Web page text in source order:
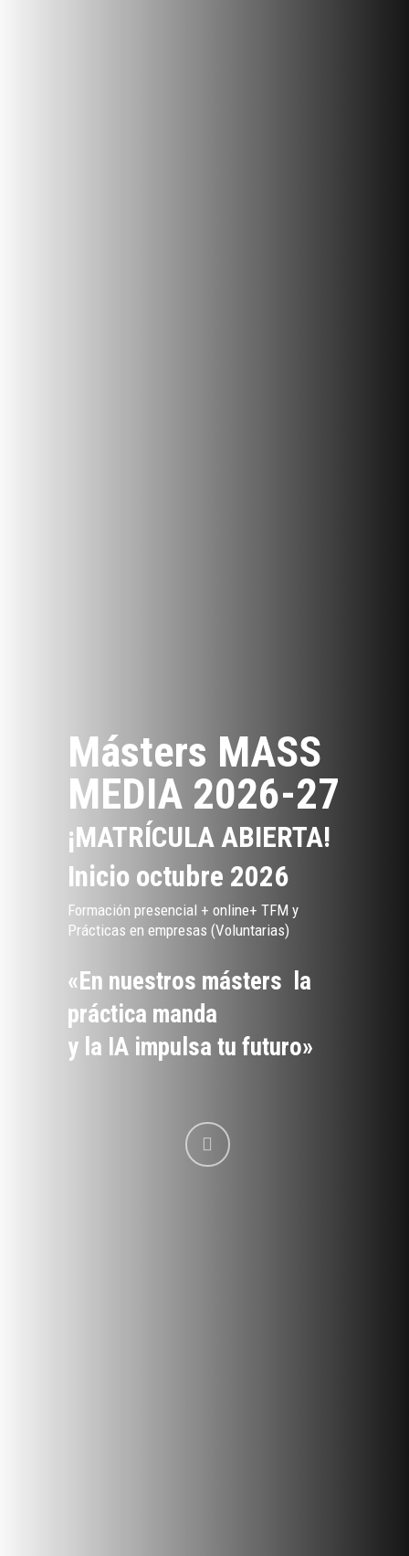
Másters MASS
MEDIA 2026-27
¡MATRÍCULA ABIERTA!
Inicio octubre 2026
Formación presencial + online+ TFM y
Prácticas en empresas (Voluntarias)
«En nuestros másters la
práctica manda
y la IA impulsa tu futuro»